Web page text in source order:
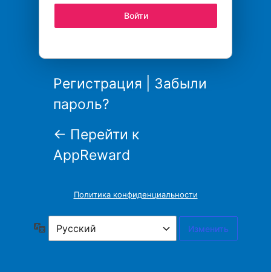
Регистрация
Забыли
пароль?
← Перейти к
AppReward
Политика конфиденциальности
Язык